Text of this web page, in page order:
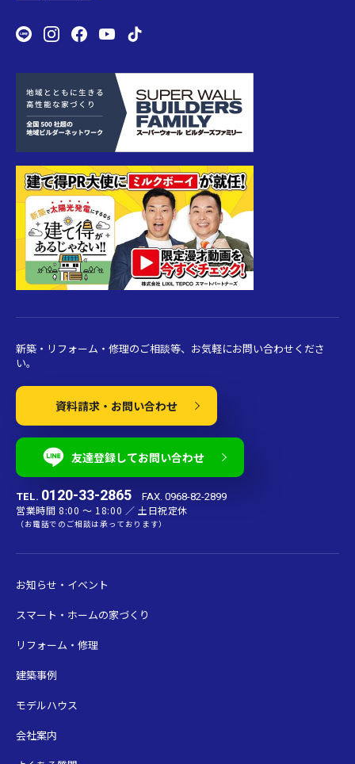
新築・リフォーム・修理のご相談等、お気軽にお問い合わせくださ
い。
資料請求・お問い合わせ
友達登録してお問い合わせ
TEL. 0120-33-2865 FAX. 0968-82-2899
営業時間 8:00 〜 18:00 ／ 土日祝定休
（お電話でのご相談は承っております）
お知らせ・イベント
スマート・ホームの家づくり
リフォーム・修理
建築事例
モデルハウス
会社案内